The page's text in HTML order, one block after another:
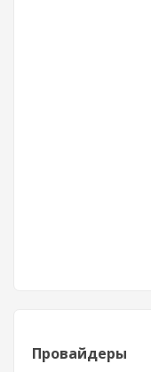
Провайдеры